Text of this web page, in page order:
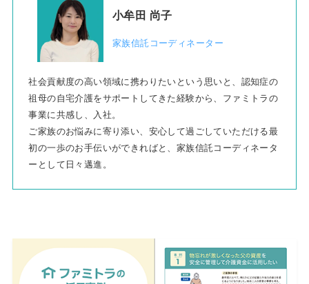
小牟田 尚子
家族信託コーディネーター
社会貢献度の高い領域に携わりたいという思いと、認知症の
祖母の自宅介護をサポートしてきた経験から、ファミトラの
事業に共感し、入社。
ご家族のお悩みに寄り添い、安心して過ごしていただける最
初の一歩のお手伝いができればと、家族信託コーディネータ
ーとして日々邁進。